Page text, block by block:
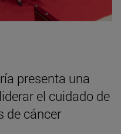
presenta una
el cuidado de
de cáncer